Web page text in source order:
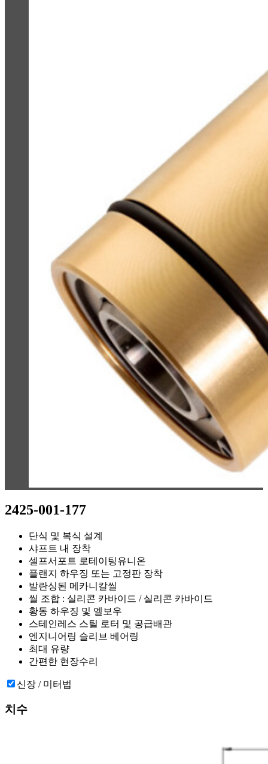
2425-001-177
단식 및 복식 설계
샤프트 내 장착
셀프서포트 로테이팅유니온
플랜지 하우징 또는 고정판 장착
발란싱된 메카니칼씰
씰 조합 : 실리콘 카바이드 / 실리콘 카바이드
황동 하우징 및 엘보우
스테인레스 스틸 로터 및 공급배관
엔지니어링 슬리브 베어링
최대 유량
간편한 현장수리
신장 / 미터법
치수